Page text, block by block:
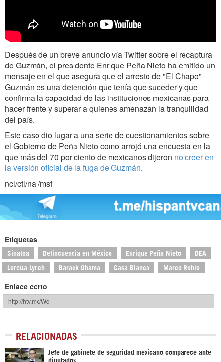
Después de un breve anuncio vía Twitter sobre el recaptura
de Guzmán, el presidente Enrique Peña Nieto ha emitido un
mensaje en el que asegura que el arresto de "El Chapo"
Guzmán es una detención que tenía que suceder y que
confirma la capacidad de las instituciones mexicanas para
hacer frente y superar a quienes amenazan la tranquilidad
del país.
Este caso dio lugar a una serie de cuestionamientos sobre
el Gobierno de Peña Nieto como arrojó una encuesta en la
que más del 70 por ciento de mexicanos dijeron no creer en
la versión oficial de la fuga de Guzmán.
ncl/ctl/nal/msf
Etiquetas
Sinaloa Delincuencia en México Enrique Peña Nieto DEA
Loretta Lynch Barack Obama Casa Blanca Marco Rubio
Enlace corto
RELACIONADAS
Jefe de gabinete de seguridad mexicano comparece ante
diputados